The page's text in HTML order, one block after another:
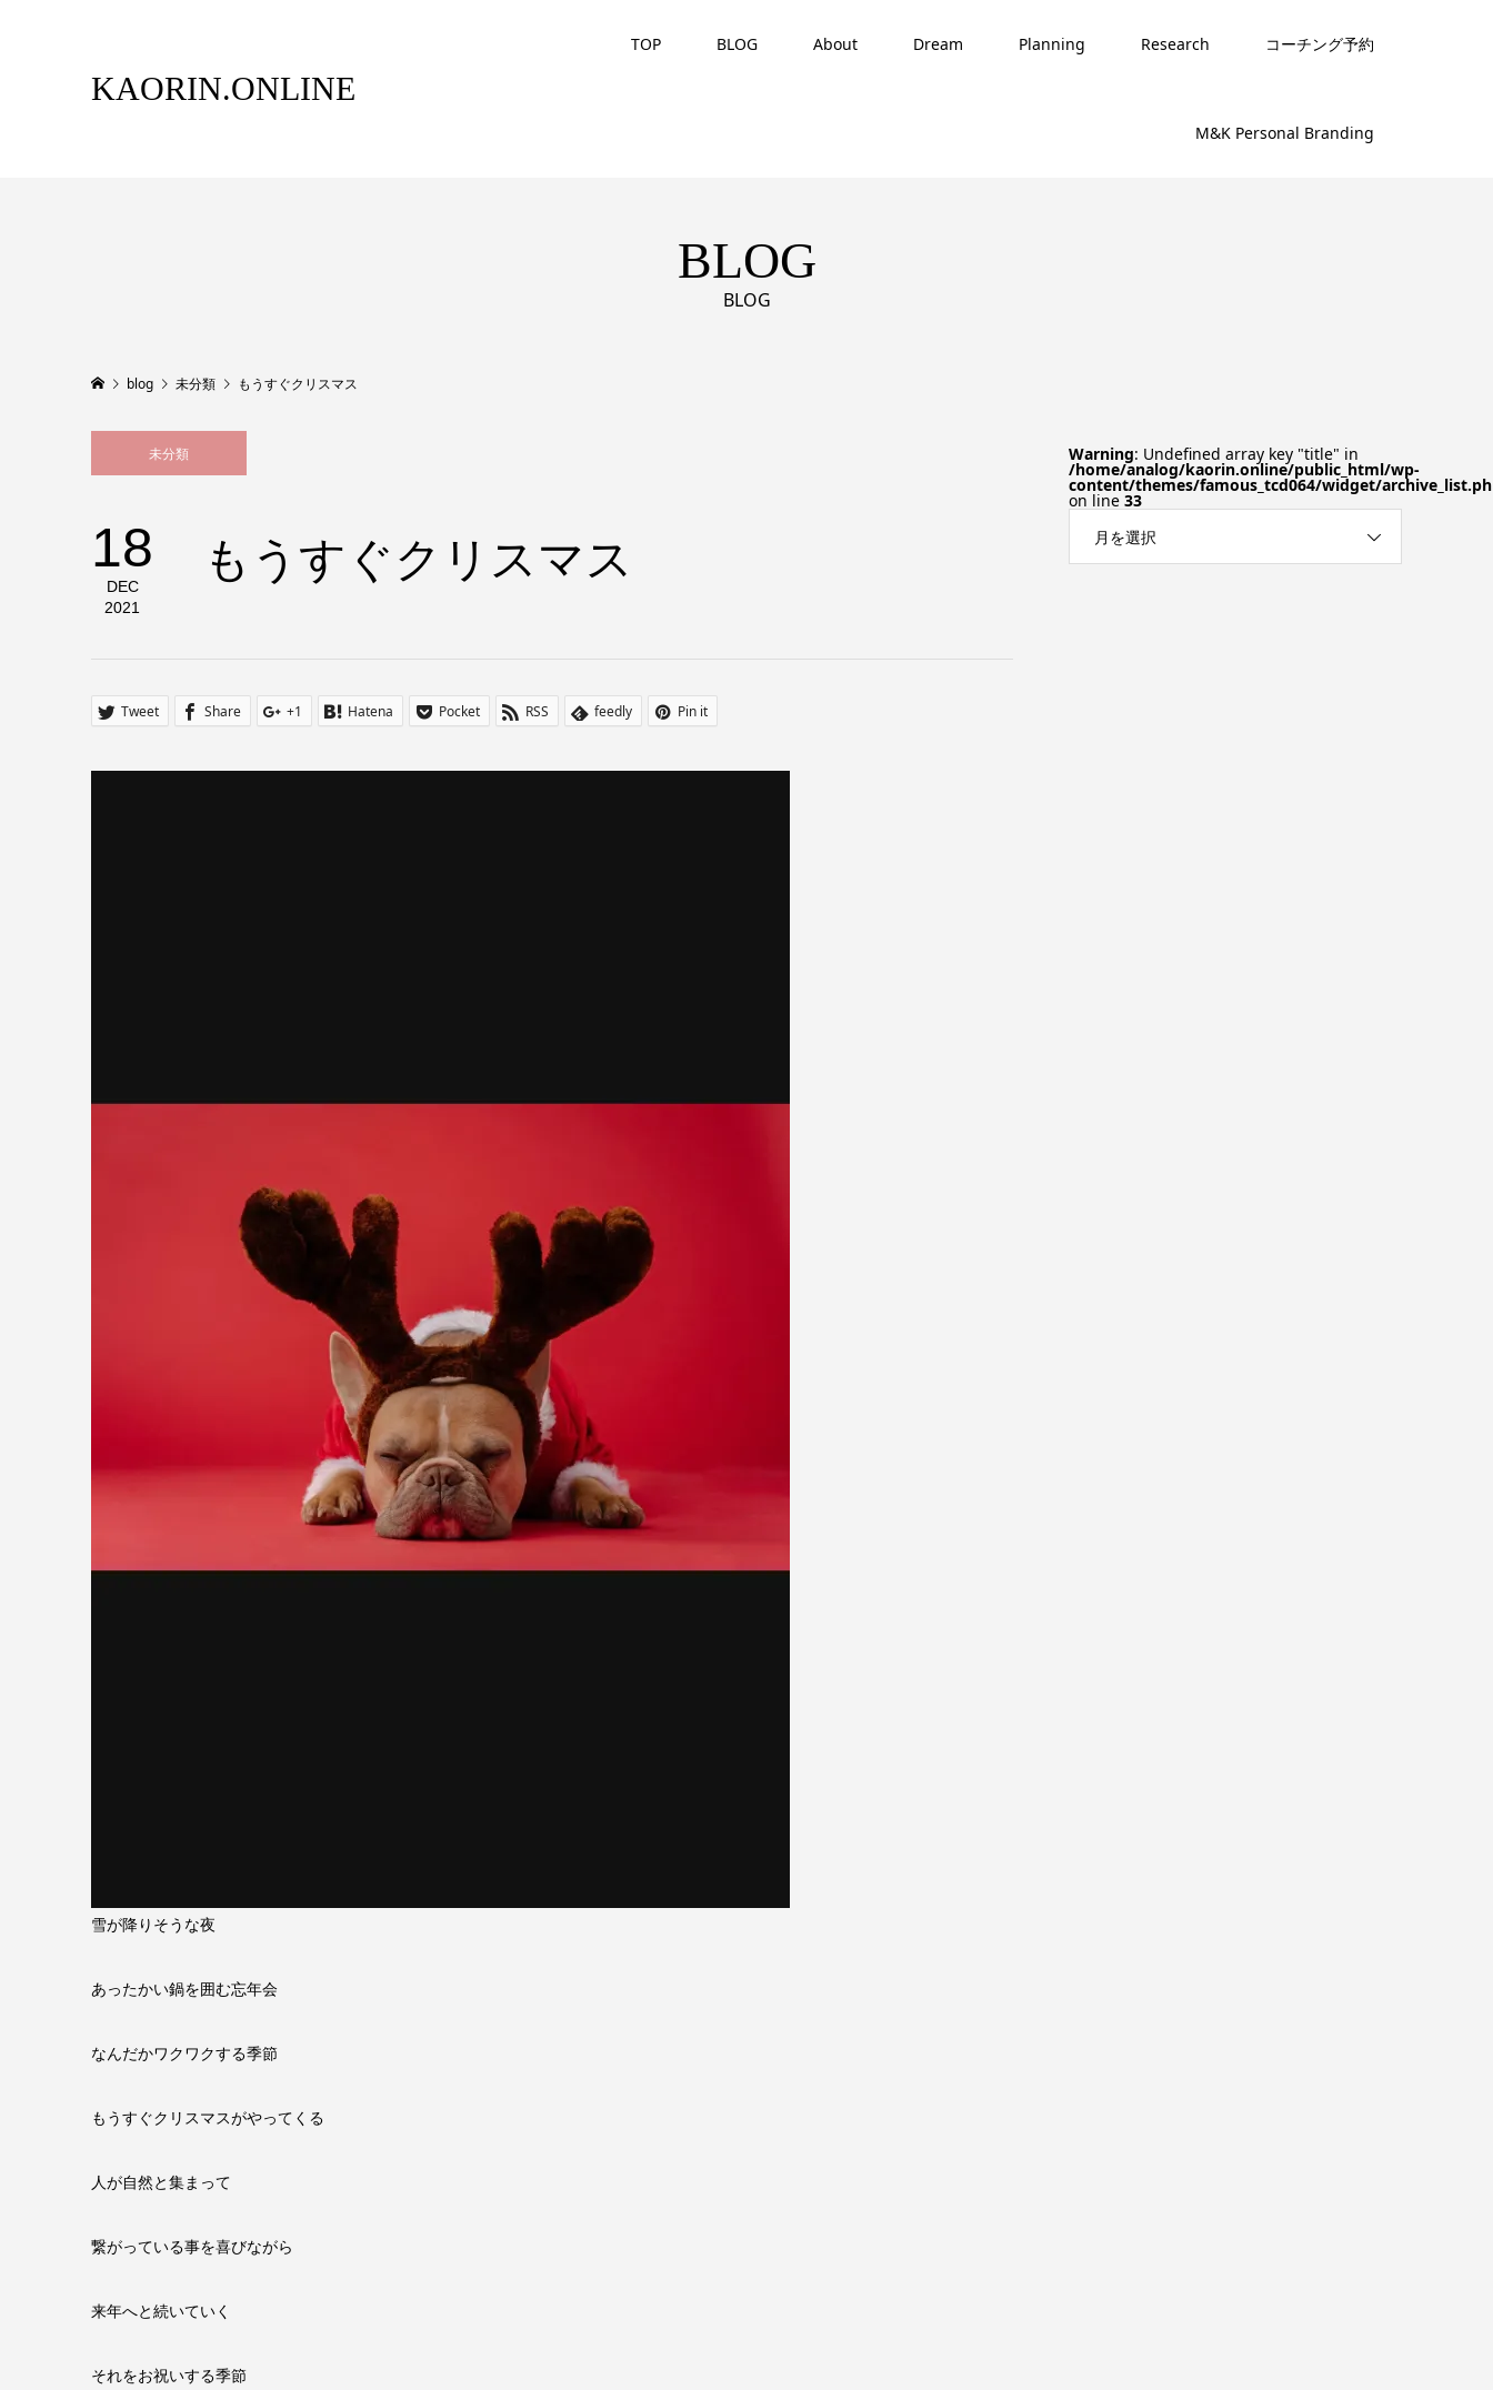
KAORIN.ONLINE
TOP BLOG About Dream Planning Research コーチング予約
M&K Personal Branding
BLOG
BLOG
blog 未分類 もうすぐクリスマス
未分類
18
DEC
2021
もうすぐクリスマス
Tweet Share +1 Hatena Pocket RSS feedly Pin it
雪が降りそうな夜
あったかい鍋を囲む忘年会
なんだかワクワクする季節
もうすぐクリスマスがやってくる
人が自然と集まって
繋がっている事を喜びながら
来年へと続いていく
それをお祝いする季節
Warning: Undefined array key "title" in
/home/analog/kaorin.online/public_html/wp-
content/themes/famous_tcd064/widget/
on line 33
月を選択